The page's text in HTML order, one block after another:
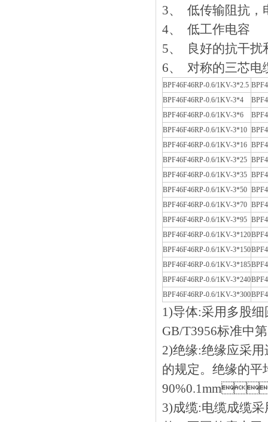
3、 低传输阻抗
4、 低工作电容
5、 良好的抗干扰
6、 对称的三芯电
BPF46F46RP-0.6/1KV-3*2.5
BPF46F46RP-0.6/1KV-3*4
BPF46F46RP-0.6/1KV-3*6
BPF46F46RP-0.6/1KV-3*10
BPF46F46RP-0.6/1KV-3*16
BPF46F46RP-0.6/1KV-3*25
BPF46F46RP-0.6/1KV-3*35
BPF46F46RP-0.6/1KV-3*50
BPF46F46RP-0.6/1KV-3*70
BPF46F46RP-0.6/1KV-3*95
BPF46F46RP-0.6/1KV-3*120
BPF46F46RP-0.6/1KV-3*150
BPF46F46RP-0.6/1KV-3*185
BPF46F46RP-0.6/1KV-3*240
BPF46F46RP-0.6/1KV-3*300
1)导体:采用多股细
GB/T3956标准中第
2)绝缘:绝缘应采用
的规定。绝缘的
3)成缆:电缆成缆采